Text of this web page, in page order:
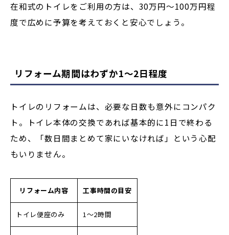
在和式のトイレをご利用の方は、30万円～100万円程
度で広めに予算を考えておくと安心でしょう。
リフォーム期間はわずか1～2日程度
トイレのリフォームは、必要な日数も意外にコンパク
ト。トイレ本体の交換であれば基本的に1日で終わる
ため、「数日間まとめて家にいなければ」という心配
もいりません。
リフォーム内容 工事時間の目安
トイレ便座のみ 1～2時間